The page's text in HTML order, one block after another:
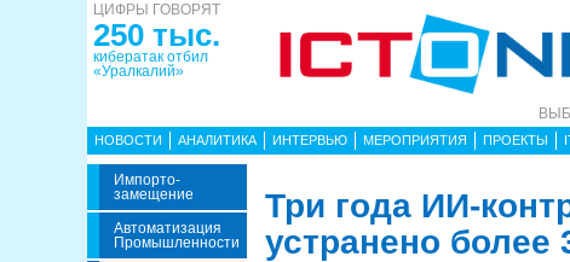
ЦИФРЫ ГОВОРЯТ
250 тыс.
кибератак отбил
«Уралкалий»
НОВОСТИ АНАЛИТИКА ИНТЕРВЬЮ МЕРОПРИЯТИЯ ПРОЕКТЫ
Импорто­
Замещение
Автоматизация
Промышленности
Три года ИИ-
устранено